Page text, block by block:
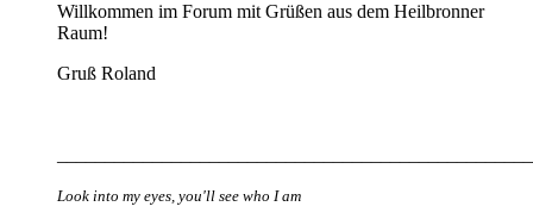
Willkommen im Forum mit Grüßen aus dem Heilbronner
Raum!
Gruß Roland
Look into my eyes, you'll see who I am